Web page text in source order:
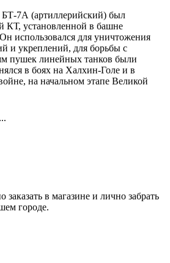
БТ-7А (артиллерийский) был
КТ, установленной в башне
использовался для уничтожения
и укреплений, для борьбы с
пушек линейных танков были
в боях на Халхин-Голе и в
на начальном этапе Великой
в магазине и лично забрать
городе.